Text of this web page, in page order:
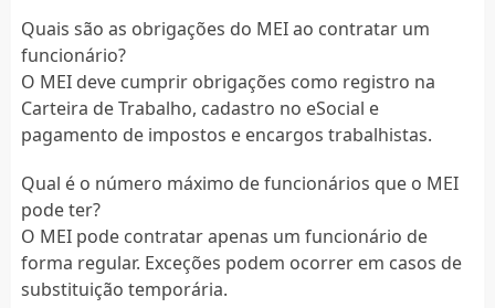
Quais são as obrigações do MEI ao contratar um
funcionário?
O MEI deve cumprir obrigações como registro na
Carteira de Trabalho, cadastro no eSocial e
pagamento de impostos e encargos trabalhistas.
Qual é o número máximo de funcionários que o MEI
pode ter?
O MEI pode contratar apenas um funcionário de
forma regular. Exceções podem ocorrer em casos de
substituição temporária.